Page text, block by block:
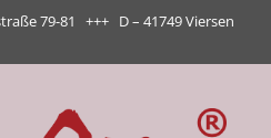
79-81 +++ D – 41749 Viersen